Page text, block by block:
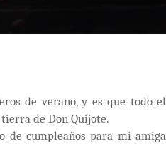
de verano, y es que todo el
de Don Quijote.
de cumpleaños para mi amiga